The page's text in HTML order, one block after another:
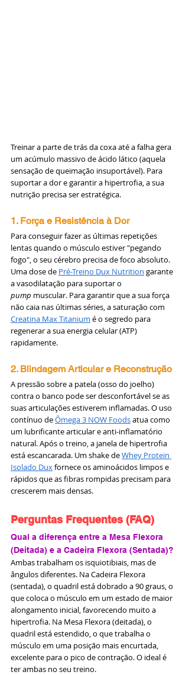
Treinar a parte de trás da coxa até a falha gera
um acúmulo massivo de ácido lático (aquela
sensação de queimação insuportável). Para
suportar a dor e garantir a hipertrofia, a sua
nutrição precisa ser estratégica.
1. Força e Resistência à Dor
Para conseguir fazer as últimas repetições
lentas quando o músculo estiver "pegando
fogo", o seu cérebro precisa de foco absoluto.
Uma dose de Pré-Treino Dux Nutrition garante
a vasodilatação para suportar o
pump muscular. Para garantir que a sua força
não caia nas últimas séries, a saturação com
Creatina Max Titanium é o segredo para
regenerar a sua energia celular (ATP)
rapidamente.
2. Blindagem Articular e Reconstrução
A pressão sobre a patela (osso do joelho)
contra o banco pode ser desconfortável se as
suas articulações estiverem inflamadas. O uso
contínuo de Ômega 3 NOW Foods atua como
um lubrificante articular e anti-inflamatório
natural. Após o treino, a janela de hipertrofia
está escancarada. Um shake de Whey Protein
Isolado Dux fornece os aminoácidos limpos e
rápidos que as fibras rompidas precisam para
crescerem mais densas.
Perguntas Frequentes (FAQ)
Qual a diferença entre a Mesa Flexora
(Deitada) e a Cadeira Flexora (Sentada)?
Ambas trabalham os isquiotibiais, mas de
ângulos diferentes. Na Cadeira Flexora
(sentada), o quadril está dobrado a 90 graus, o
que coloca o músculo em um estado de maior
alongamento inicial, favorecendo muito a
hipertrofia. Na Mesa Flexora (deitada), o
quadril está estendido, o que trabalha o
músculo em uma posição mais encurtada,
excelente para o pico de contração. O ideal é
ter ambas no seu treino.